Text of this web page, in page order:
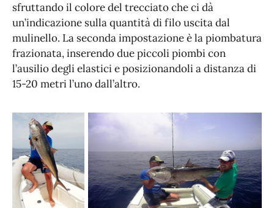
sfruttando il colore del trecciato che ci dà
un’indicazione sulla quantità di filo uscita dal
mulinello. La seconda impostazione è la piombatura
frazionata, inserendo due piccoli piombi con
l’ausilio degli elastici e posizionandoli a distanza di
15-20 metri l’uno dall’altro.